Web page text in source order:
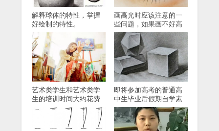
解释球体的特性，掌握
好绘制的特性。
画高光时应该注意的一
些问题，如果画不好高
光该怎么办？
艺术类学生和艺术类学
生的培训时间大约花费
多少？
即将参加高考的普通高
中生毕业后假期自学素
描绘画的问题